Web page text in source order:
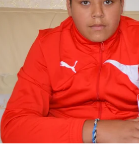
verlag
veranstaltungen
fragen & hilfe
unterstützen
abo
genossenschaft